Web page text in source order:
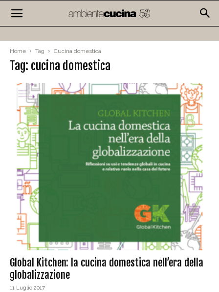
Home Tag Cucina domestica
Tag: cucina domestica
Global Kitchen: la cucina domestica nell’era della
globalizzazione
11 Luglio 2017